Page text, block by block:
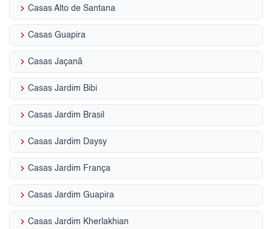
keyboard_arrow_right Casas Alto de Santana
keyboard_arrow_right Casas Guapira
keyboard_arrow_right Casas Jaçanã
keyboard_arrow_right Casas Jardim Bibi
keyboard_arrow_right Casas Jardim Brasil
keyboard_arrow_right Casas Jardim Daysy
keyboard_arrow_right Casas Jardim França
keyboard_arrow_right Casas Jardim Guapira
keyboard_arrow_right Casas Jardim Kherlakhian